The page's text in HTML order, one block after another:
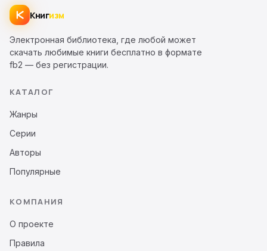
Книгизм
Электронная библиотека, где любой может
скачать любимые книги бесплатно в формате
fb2 — без регистрации.
КАТАЛОГ
Жанры
Серии
Авторы
Популярные
КОМПАНИЯ
О проекте
Правила